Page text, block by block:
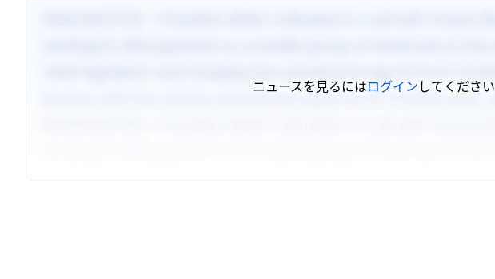
ニュースを見るにはログインしてください